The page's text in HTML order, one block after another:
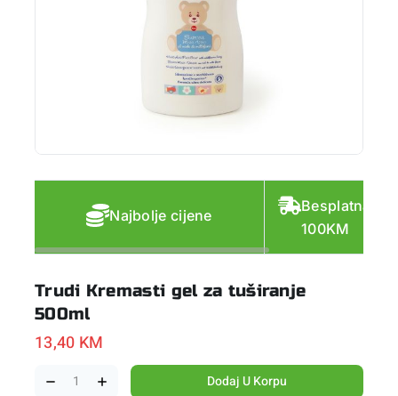
Najbolje cijene
Besplatna
100KM
Trudi Kremasti gel za tuširanje
500ml
13,40 KM
Dodaj U Korpu